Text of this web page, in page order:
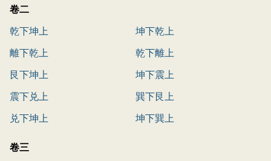
卷二
乾下坤上
坤下乾上
離下乾上
乾下離上
艮下坤上
坤下震上
震下兑上
巽下艮上
兑下坤上
坤下巽上
卷三